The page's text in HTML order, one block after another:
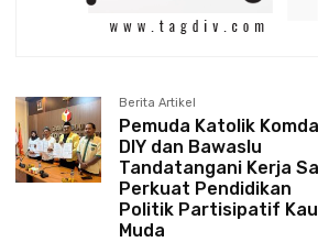
Berita Artikel
Pemuda Katolik Komda
DIY dan Bawaslu
Tandatangani Kerja
Perkuat Pendidikan
Politik Partisipatif
Muda